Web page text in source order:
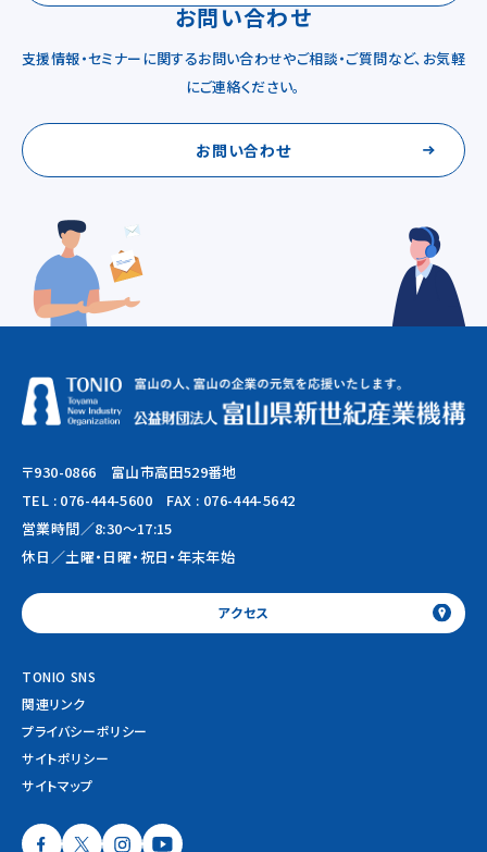
お問い合わせ
支援情報・セミナーに関するお問い合わせやご相談・ご質問など、お気軽
にご連絡ください。
お問い合わせ
〒930-0866 富山市高田529番地
TEL : 076-444-5600 FAX : 076-444-5642
営業時間／8:30～17:15
休日／土曜・日曜・祝日・年末年始
アクセス
TONIO SNS
関連リンク
プライバシーポリシー
サイトポリシー
サイトマップ